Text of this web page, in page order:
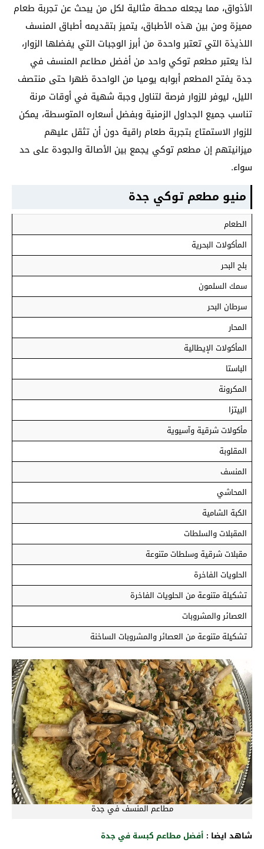
الأذواق، مما يجعله محطة مثالية لكل من يبحث عن تجربة طعام
مميزة ومن بين هذه الأطباق، يتميز بتقديمه أطباق المنسف
اللذيذة التي تعتبر واحدة من أبرز الوجبات التي يفضلها الزوار،
لذا يعتبر مطعم توكي واحد من أفضل مطاعم المنسف في
جدة يفتح المطعم أبوابه يوميا من الواحدة ظهرا حتى منتصف
الليل، ليوفر للزوار فرصة لتناول وجبة شهية في أوقات مرنة
تناسب جميع الجداول الزمنية وبفضل أسعاره المتوسطة، يمكن
للزوار الاستمتاع بتجربة طعام راقية دون أن تثقل عليهم
ميزانيتهم إن مطعم توكي يجمع بين الأصالة والجودة على حد
سواء.
منيو مطعم توكي جدة
الطعام
المأكولات البحرية
بلح البحر
سمك السلمون
سرطان البحر
المحار
المأكولات الإيطالية
الباستا
المكرونة
البيتزا
مأكولات شرقية وآسيوية
المقلوبة
المنسف
المحاشي
الكبة الشامية
المقبلات والسلطات
مقبلات شرقية وسلطات متنوعة
الحلويات الفاخرة
تشكيلة متنوعة من الحلويات الفاخرة
العصائر والمشروبات
تشكيلة متنوعة من العصائر والمشروبات الساخنة
مطاعم المنسف في جدة
شاهد ايضا : أفضل مطاعم كبسة في جدة